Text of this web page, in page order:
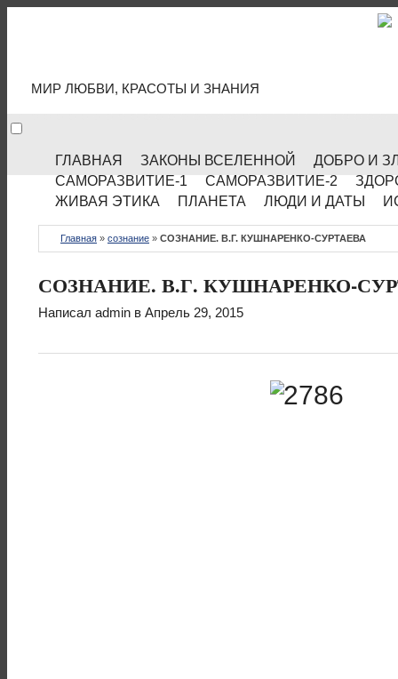
МИР ЛЮБВИ, КРАСОТЫ И ЗНАНИЯ
ГЛАВНАЯ ЗАКОНЫ ВСЕЛЕННОЙ
ДОБРО И
САМОРАЗВИТИЕ-1
САМОРАЗВИТИЕ-2
ЖИВАЯ ЭТИКА
ПЛАНЕТА ЛЮДИ И ДАТЫ
Главная » сознание » СОЗНАНИЕ. В.Г. КУШНАРЕНКО-СУРТАЕВА
СОЗНАНИЕ. В.Г. КУШНАРЕНКО-
Написал admin в Апрель 29, 2015